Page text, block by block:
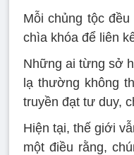
Mỗi chủng tộc
chìa khóa để liên
Những ai từng sở
lạ thường không
truyền đạt tư duy,
Hiện tại, thế giới
một điều rằng,